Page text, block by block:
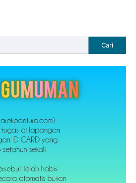
Cari